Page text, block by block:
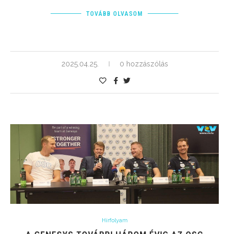
TOVÁBB OLVASOM
2025.04.25. 0 hozzászólás
Hírfolyam